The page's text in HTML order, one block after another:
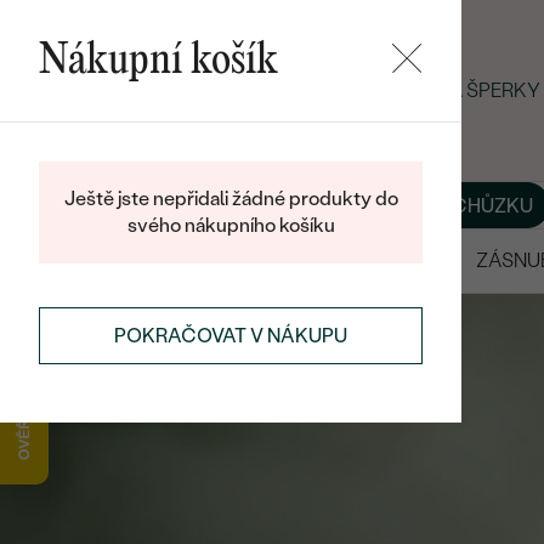
LETNÍ BLACK FRIDAY: −25 % NA
BLOGŠPERKY NA MÍRU DOMLUVIT SI SCHŮZKU
Nákupní košík
Ještě jste nepřidali žádné produkty do
svého nákupního košíku
POKRAČOVAT V NÁKUPU